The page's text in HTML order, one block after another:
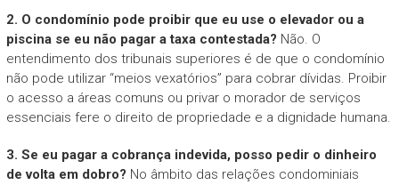
2. O condomínio pode proibir que eu use o elevador ou a
piscina se eu não pagar a taxa contestada? Não. O
entendimento dos tribunais superiores é de que o condomínio
não pode utilizar “meios vexatórios” para cobrar dívidas. Proibir
o acesso a áreas comuns ou privar o morador de serviços
essenciais fere o direito de propriedade e a dignidade humana.
3. Se eu pagar a cobrança indevida, posso pedir o dinheiro
de volta em dobro? No âmbito das relações condominiais